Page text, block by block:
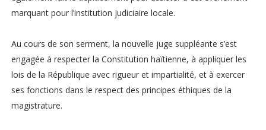
marquant pour l’institution judiciaire locale.
Au cours de son serment, la nouvelle juge suppléante s’est
engagée à respecter la Constitution haïtienne, à appliquer les
lois de la République avec rigueur et impartialité, et à exercer
ses fonctions dans le respect des principes éthiques de la
magistrature.